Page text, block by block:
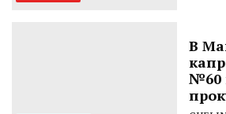
В
№60